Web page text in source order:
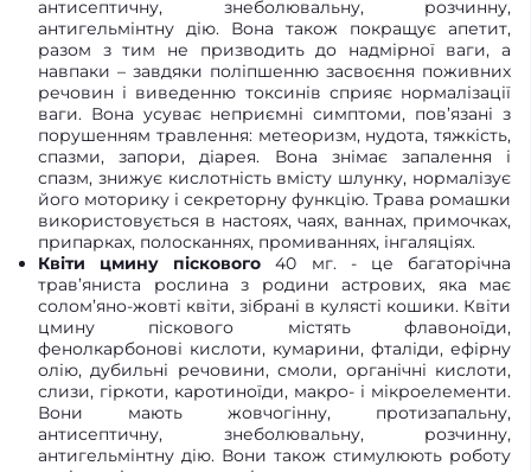
антисептичну, знеболювальну, розчинну,
антигельмінтну дію. Вона також покращує апетит,
разом з тим не призводить до надмірної ваги, а
навпаки – завдяки поліпшенню засвоєння поживних
речовин і виведенню токсинів сприяє нормалізації
ваги. Вона усуває неприємні симптоми, пов’язані з
порушенням травлення: метеоризм, нудота, тяжкість,
спазми, запори, діарея. Вона знімає запалення і
спазм, знижує кислотність вмісту шлунку, нормалізує
його моторику і секреторну функцію. Трава ромашки
використовується в настоях, чаях, ваннах, примочках,
припарках, полосканнях, промиваннях, інгаляціях.
Квіти цмину піскового 40 мг. - це багаторічна
трав’яниста рослина з родини астрових, яка має
солом’яно-жовті квіти, зібрані в кулясті кошики. Квіти
цмину піскового містять флавоноїди,
фенолкарбонові кислоти, кумарини, фталіди, ефірну
олію, дубильні речовини, смоли, органічні кислоти,
слизи, гіркоти, каротиноїди, макро- і мікроелементи.
Вони мають жовчогінну, протизапальну,
антисептичну, знеболювальну, розчинну,
антигельмінтну дію. Вони також стимулюють роботу